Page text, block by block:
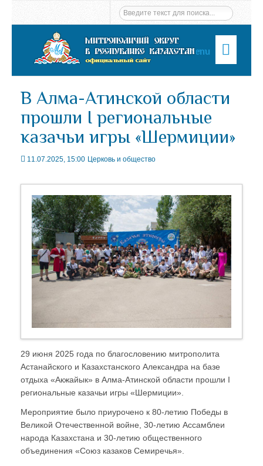
Menu
В Алма-Атинской области
прошли I региональные
казачьи игры «Шермиции»
11.07.2025, 15:00 Церковь и общество
29 июня 2025 года по благословению митрополита
Астанайского и Казахстанского Александра на базе
отдыха «Акжайык» в Алма-Атинской области прошли I
региональные казачьи игры «Шермиции».
Мероприятие было приурочено к 80-летию Победы в
Великой Отечественной войне, 30-летию Ассамблеи
народа Казахстана и 30-летию общественного
объединения «Союз казаков Семиречья».